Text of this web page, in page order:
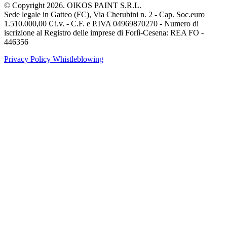
© Copyright 2026. OIKOS PAINT S.R.L.
Sede legale in Gatteo (FC), Via Cherubini n. 2 - Cap. Soc.euro
1.510.000,00 € i.v. - C.F. e P.IVA 04969870270 - Numero di
iscrizione al Registro delle imprese di Forlì-Cesena: REA FO -
446356
Privacy Policy Whistleblowing